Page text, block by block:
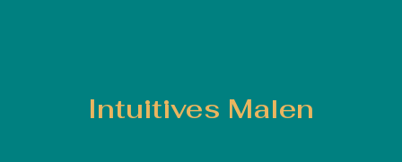
Intuitives Malen